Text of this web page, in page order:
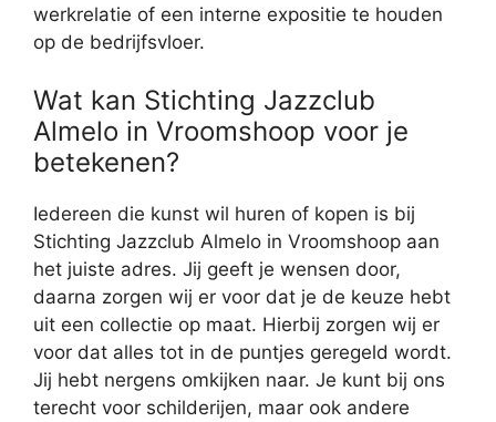
werkrelatie of een interne expositie te houden
op de bedrijfsvloer.
Wat kan Stichting Jazzclub
Almelo in Vroomshoop voor je
betekenen?
Iedereen die kunst wil huren of kopen is bij
Stichting Jazzclub Almelo in Vroomshoop aan
het juiste adres. Jij geeft je wensen door,
daarna zorgen wij er voor dat je de keuze hebt
uit een collectie op maat. Hierbij zorgen wij er
voor dat alles tot in de puntjes geregeld wordt.
Jij hebt nergens omkijken naar. Je kunt bij ons
terecht voor schilderijen, maar ook andere